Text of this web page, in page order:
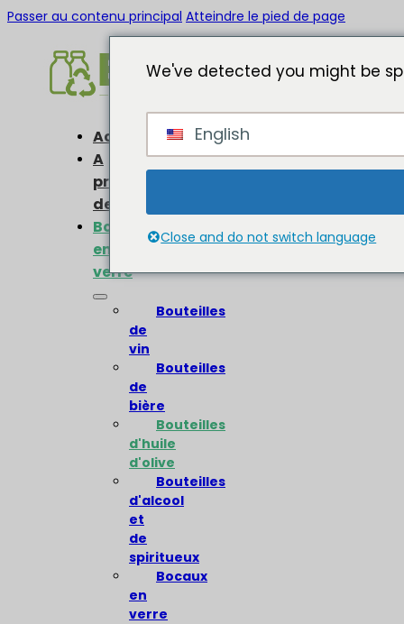
Passer au contenu principal Atteindre le pied de page
Accueil
A
propos
de
Bouteilles
en
verre
Bouteilles
de
vin
Bouteilles
de
bière
Bouteilles
d'huile
d'olive
Bouteilles
d'alcool
et
de
spiritueux
Bocaux
en
verre
We've detected you might be
English
Close and do not switch language